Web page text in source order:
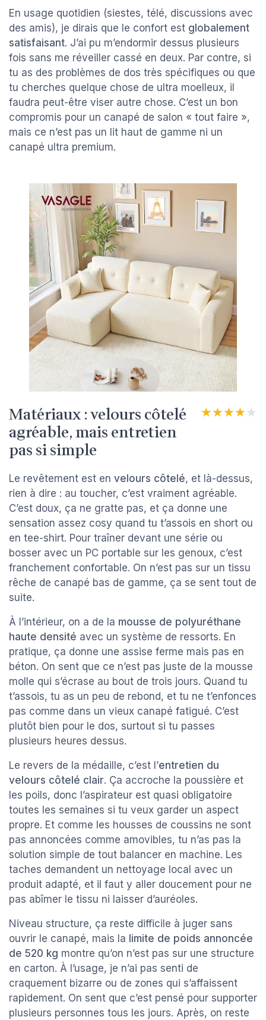
En usage quotidien (siestes, télé, discussions avec
des amis), je dirais que le confort est globalement
satisfaisant. J’ai pu m’endormir dessus plusieurs
fois sans me réveiller cassé en deux. Par contre, si
tu as des problèmes de dos très spécifiques ou que
tu cherches quelque chose de ultra moelleux, il
faudra peut-être viser autre chose. C’est un bon
compromis pour un canapé de salon « tout faire »,
mais ce n’est pas un lit haut de gamme ni un
canapé ultra premium.
Matériaux : velours côtelé
agréable, mais entretien
pas si simple
★★★★★
★★★★★
Le revêtement est en velours côtelé, et là-dessus,
rien à dire : au toucher, c’est vraiment agréable.
C’est doux, ça ne gratte pas, et ça donne une
sensation assez cosy quand tu t’assois en short ou
en tee-shirt. Pour traîner devant une série ou
bosser avec un PC portable sur les genoux, c’est
franchement confortable. On n’est pas sur un tissu
rêche de canapé bas de gamme, ça se sent tout de
suite.
À l’intérieur, on a de la mousse de polyuréthane
haute densité avec un système de ressorts. En
pratique, ça donne une assise ferme mais pas en
béton. On sent que ce n’est pas juste de la mousse
molle qui s’écrase au bout de trois jours. Quand tu
t’assois, tu as un peu de rebond, et tu ne t’enfonces
pas comme dans un vieux canapé fatigué. C’est
plutôt bien pour le dos, surtout si tu passes
plusieurs heures dessus.
Le revers de la médaille, c’est l’entretien du
velours côtelé clair. Ça accroche la poussière et
les poils, donc l’aspirateur est quasi obligatoire
toutes les semaines si tu veux garder un aspect
propre. Et comme les housses de coussins ne sont
pas annoncées comme amovibles, tu n’as pas la
solution simple de tout balancer en machine. Les
taches demandent un nettoyage local avec un
produit adapté, et il faut y aller doucement pour ne
pas abîmer le tissu ni laisser d’auréoles.
Niveau structure, ça reste difficile à juger sans
ouvrir le canapé, mais la limite de poids annoncée
de 520 kg montre qu’on n’est pas sur une structure
en carton. À l’usage, je n’ai pas senti de
craquement bizarre ou de zones qui s’affaissent
rapidement. On sent que c’est pensé pour supporter
plusieurs personnes tous les jours. Après, on reste